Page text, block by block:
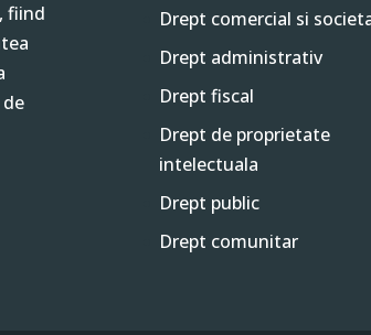
fiind
Drept comercial si
Drept administrativ
Drept fiscal
Drept de proprietate
intelectuala
Drept public
Drept comunitar